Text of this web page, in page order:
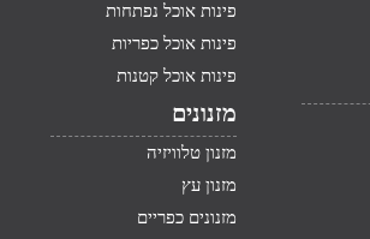
פינות אוכל נפתחות
פינות אוכל כפריות
פינות אוכל קטנות
מזנונים
מזנון טלוויזיה
מזנון עץ
מזנונים כפריים